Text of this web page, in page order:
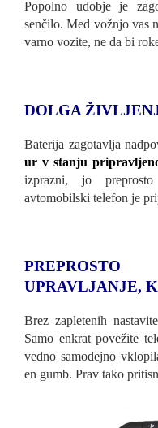
Popolno udobje je
senčilo. Med vožnjo vas
varno vozite, ne da bi
DOLGA
Baterija zagotavlja
ur v stanju
izprazni, jo
avtomobilski telefon je
UPRAVLJANJE,
Brez zapletenih
Samo enkrat povežite
vedno samodejno
en gumb. Prav tako